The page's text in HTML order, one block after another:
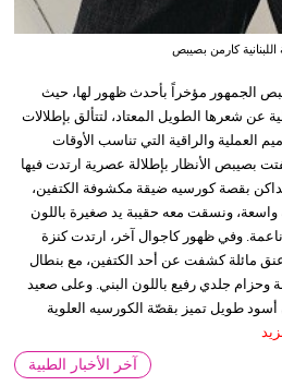
اللبنانية كارمن بصيبص
الجمهور مؤخراً بأحدث ظهور لها، حيث
عن شعرها الطويل المعتاد، لتتألق بإطلالات
العملية والراقية التي تناسب الأوقات
بصيبص الأنظار بإطلالة عصرية ارتدت فيها
بقصة كورسيه ضيقة مكشوفة الكتفين،
ونسقت معه حقيبة يد صغيرة باللون
وفي ظهور كاجوال آخر، ارتدت كنزة
عنق مائلة كشفت عن أحد الكتفين، مع بنطال
جلدي رفيع باللون البني. وعلى صعيد
أسود طويل تميز بقصّة الكورسيه العلوية
آخر الأخبار الطبية